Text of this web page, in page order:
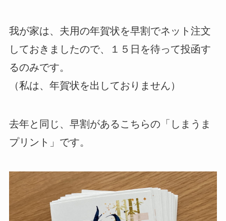
我が家は、夫用の年賀状を早割でネット注文
しておきましたので、１５日を待って投函す
るのみです。
（私は、年賀状を出しておりません）
去年と同じ、早割があるこちらの「しまうま
プリント」です。